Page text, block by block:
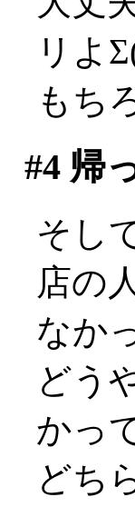
リよ
もち
#4帰
そし
店の
なか
どう
かっ
どち